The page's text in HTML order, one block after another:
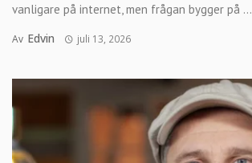
vanligare på internet, men frågan bygger på ...
Av Edvin juli 13, 2026